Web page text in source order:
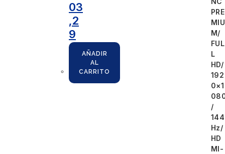
03
,2
9
AÑADIR
AL
CARRITO
PRE
MIU
M/
FUL
L
HD/
192
0×1
/
144
Hz/
HD
MI-